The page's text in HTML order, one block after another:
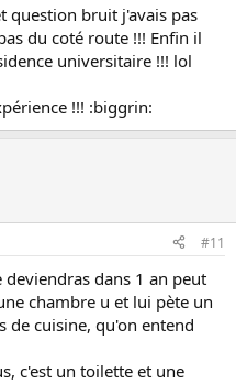
question bruit j'avais pas
du coté route !!! Enfin il
universitaire !!! lol
!!! :biggrin:
#11
dans 1 an peut
chambre u et lui pète un
de cuisine, qu'on entend
c'est un toilette et une